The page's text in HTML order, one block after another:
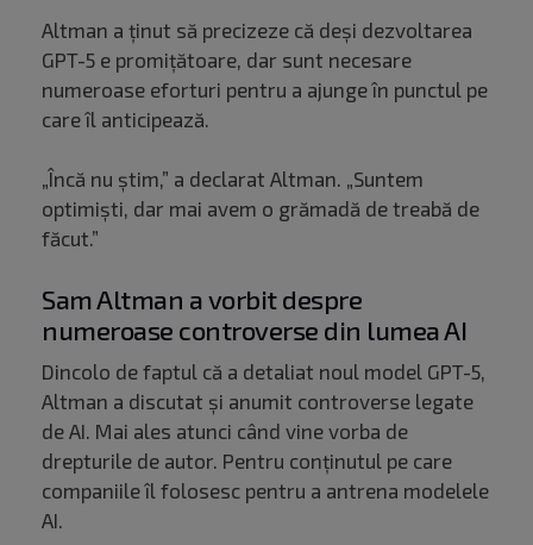
Altman a ținut să precizeze că deși dezvoltarea
GPT-5 e promițătoare, dar sunt necesare
numeroase eforturi pentru a ajunge în punctul pe
care îl anticipează.
„Încă nu știm,” a declarat Altman. „Suntem
optimiști, dar mai avem o grămadă de treabă de
făcut.”
Sam Altman a vorbit despre
numeroase controverse din lumea AI
Dincolo de faptul că a detaliat noul model GPT-5,
Altman a discutat și anumit controverse legate
de AI. Mai ales atunci când vine vorba de
drepturile de autor. Pentru conținutul pe care
companiile îl folosesc pentru a antrena modelele
AI.